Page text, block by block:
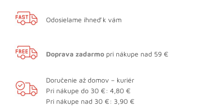
Odosielame ihneď k vám
Doprava zadarmo pri nákupe nad 59 €
Doručenie až domov – kuriér
Pri nákupe do 30 €: 4,80 €
Pri nákupe nad 30 €: 3,90 €